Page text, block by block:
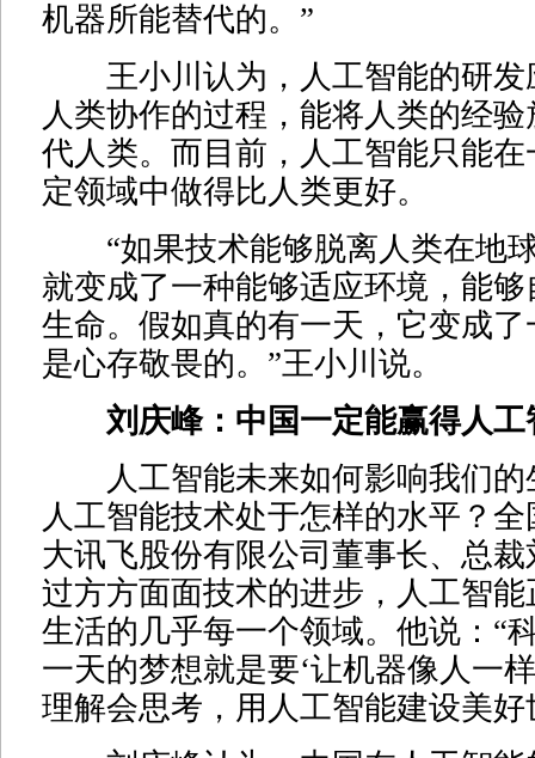
机器所能替代的。”
王小川认为，人工智能的研发
人类协作的过程，能将人类的经
代人类。而目前，人工智能只能
定领域中做得比人类更好。
“如果技术能够脱离人类在地
就变成了一种能够适应环境，能
生命。假如真的有一天，它变成
是心存敬畏的。”王小川说。
刘庆峰：中国一定能赢得人
人工智能未来如何影响我们的
人工智能技术处于怎样的水平？
大讯飞股份有限公司董事长、总
过方方面面技术的进步，人工智
生活的几乎每一个领域。他说：“
一天的梦想就是要‘让机器像人一
理解会思考，用人工智能建设美好